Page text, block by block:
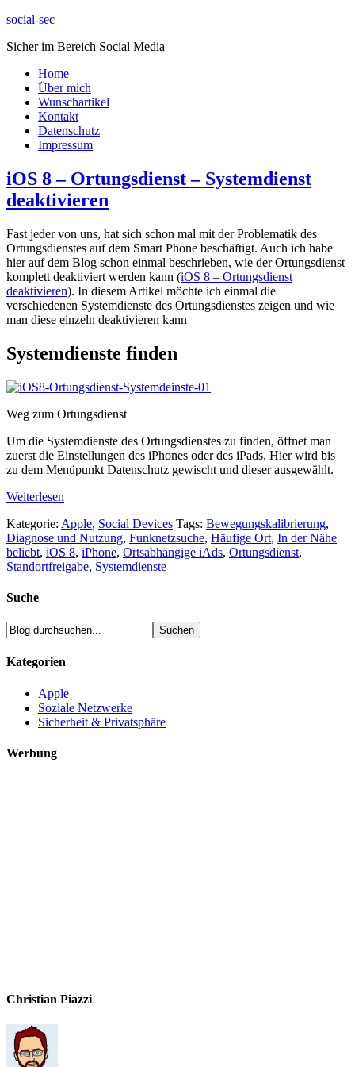
social-sec
Sicher im Bereich Social Media
Home
Über mich
Wunschartikel
Kontakt
Datenschutz
Impressum
iOS 8 – Ortungsdienst – Systemdienst
deaktivieren
Fast jeder von uns, hat sich schon mal mit der Problematik des
Ortungsdienstes auf dem Smart Phone beschäftigt. Auch ich habe
hier auf dem Blog schon einmal beschrieben, wie der Ortungsdienst
komplett deaktiviert werden kann (iOS 8 – Ortungsdienst
deaktivieren). In diesem Artikel möchte ich einmal die
verschiedenen Systemdienste des Ortungsdienstes zeigen und wie
man diese einzeln deaktivieren kann
Systemdienste finden
Weg zum Ortungsdienst
Um die Systemdienste des Ortungsdienstes zu finden, öffnet man
zuerst die Einstellungen des iPhones oder des iPads. Hier wird bis
zu dem Menüpunkt Datenschutz gewischt und dieser ausgewählt.
Weiterlesen
Kategorie: Apple, Social Devices Tags: Bewegungskalibrierung,
Diagnose und Nutzung, Funknetzsuche, Häufige Ort, In der Nähe
beliebt, iOS 8, iPhone, Ortsabhängige iAds, Ortungsdienst,
Standortfreigabe, Systemdienste
Suche
Kategorien
Apple
Soziale Netzwerke
Sicherheit & Privatsphäre
Werbung
Christian Piazzi